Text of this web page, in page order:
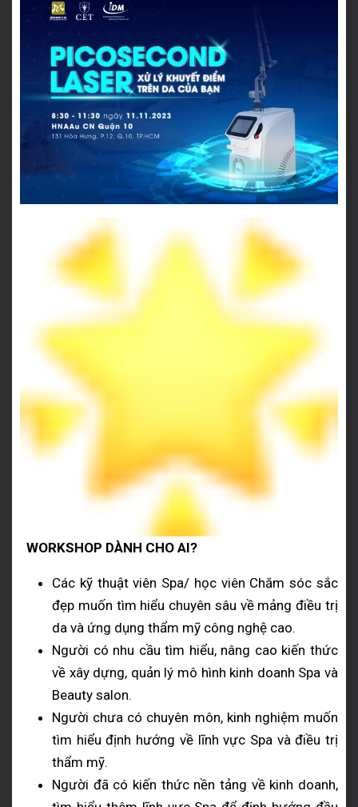
WORKSHOP DÀNH CHO AI?
Các kỹ thuật viên Spa/ học viên Chăm sóc sắc
đẹp muốn tìm hiểu chuyên sâu về mảng điều trị
da và ứng dụng thẩm mỹ công nghệ cao.
Người có nhu cầu tìm hiểu, nâng cao kiến thức
về xây dựng, quản lý mô hình kinh doanh Spa và
Beauty salon.
Người chưa có chuyên môn, kinh nghiệm muốn
tìm hiểu định hướng về lĩnh vực Spa và điều trị
thẩm mỹ.
Người đã có kiến thức nền tảng về kinh doanh,